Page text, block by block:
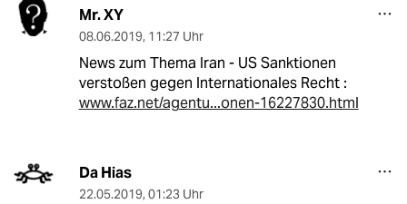
Mr. XY
08.06.2019, 11:27 Uhr
News zum Thema Iran - US Sanktionen
verstoßen gegen Internationales Recht :
www.faz.net/agentu...onen-16227830.html
Da Hias
22.05.2019, 01:23 Uhr